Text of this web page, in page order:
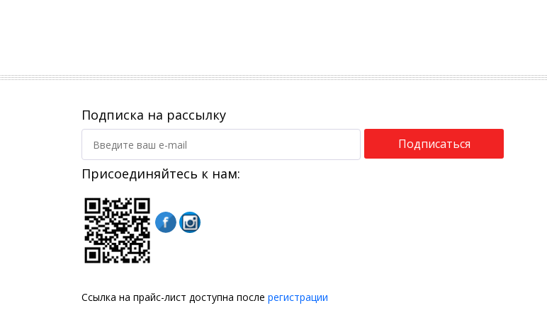
Подписка на рассылку
Подписаться
Присоединяйтесь к нам:
Ссылка на прайс-лист доступна после регистрации